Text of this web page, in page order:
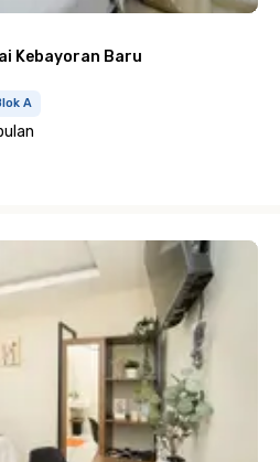
Kebayoran Baru
A